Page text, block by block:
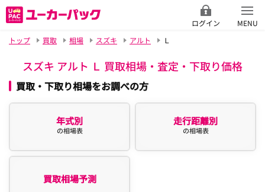
ログイン
MENU
トップ
買取 相場 スズキ アルト Ｌ
スズキ アルト Ｌ 買取相場・査定・下取り価格
買取・下取り相場をお調べの方
年式別
の相場表
走行距離別
の相場表
買取相場予測